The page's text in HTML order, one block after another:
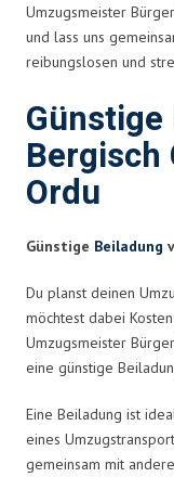
Umzugsmeister
und lass uns
reibungslosen und
Bergisch
Ordu
Günstige Beiladung
Du planst deinen
möchtest dabei
Umzugsmeister
eine günstige
Eine Beiladung ist
eines
gemeinsam mit